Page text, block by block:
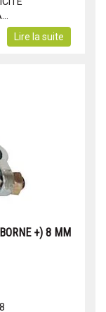
Lire la suite
+) 8 MM